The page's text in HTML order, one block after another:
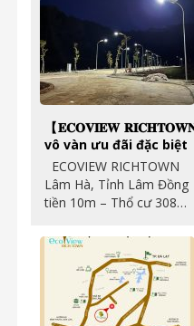
【𝐄𝐂𝐎𝐕𝐈𝐄𝐖
vô vàn ưu đãi đặc biệt
ECOVIEW
Lâm Hà, Tỉnh Lâm
tiền 10m – Thổ cư 308…